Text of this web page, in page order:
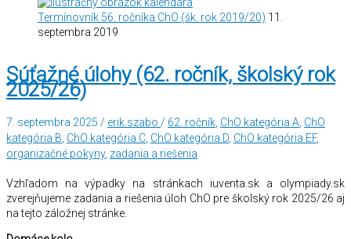
Termínovník 56. ročníka ChO (šk. rok 2019/20) 11.
septembra 2019
Súťažné úlohy (62. ročník, školský rok
2025/26)
7. septembra 2025 / erik.szabo / 62. ročník ChO kategória A ChO
kategória B ChO kategória C ChO kategória D ChO kategória EF,
organizačné pokyny, zadania a riešenia
Vzhľadom na výpadky na stránkach iuventa.sk a olympiady.sk
zverejňujeme zadania a riešenia úloh ChO pre školský rok 2025/26 aj
na tejto záložnej stránke.